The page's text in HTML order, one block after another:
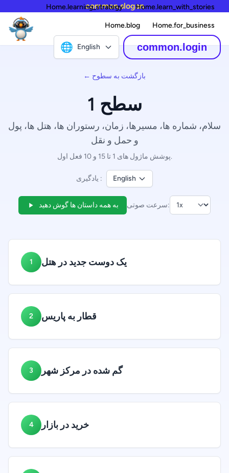
common.slogan
Home.learning_strategy Home.learn_with_stories
Home.blog Home.for_business
🌐 English common.login
← بازگشت به سطوح
سطح 1
سلام، شماره ها، مسیرها، زمان، رستوران ها، هتل ها، پول
و حمل و نقل
پوشش ماژول های 1 تا 15 و 10 فعل اول.
یادگیری : English
به همه داستان ها گوش دهید سرعت صوتی:
1 یک دوست جدید در هتل
2 قطار به پاریس
3 گم شده در مرکز شهر
4 خرید در بازار